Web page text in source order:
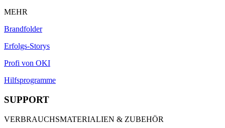
MEHR
Brandfolder
Erfolgs-Storys
Profi von OKI
Hilfsprogramme
SUPPORT
VERBRAUCHSMATERIALIEN & ZUBEHÖR